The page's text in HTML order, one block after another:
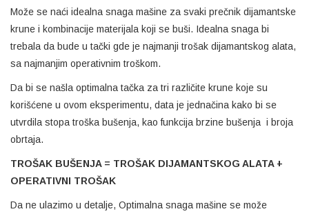
Može se naći idealna snaga mašine za svaki prečnik dijamantske
krune i kombinacije materijala koji se buši. Idealna snaga bi
trebala da bude u tački gde je najmanji trošak dijamantskog alata,
sa najmanjim operativnim troškom.
Da bi se našla optimalna tačka za tri različite krune koje su
korišćene u ovom eksperimentu, data je jednačina kako bi se
utvrdila stopa troška bušenja, kao funkcija brzine bušenja i broja
obrtaja.
TROŠAK BUŠENJA = TROŠAK DIJAMANTSKOG ALATA +
OPERATIVNI TROŠAK
Da ne ulazimo u detalje, Optimalna snaga mašine se može